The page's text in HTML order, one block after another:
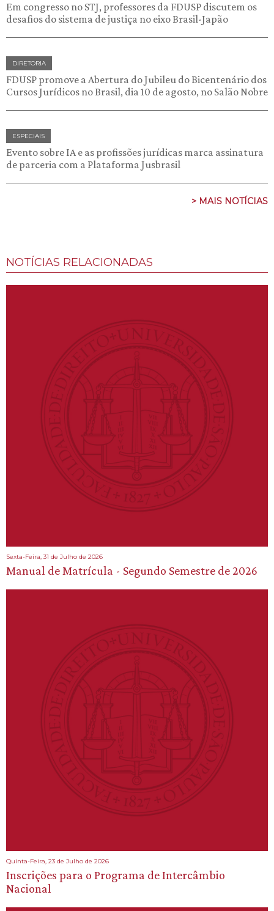
Em congresso no STJ, professores da FDUSP discutem os
desafios do sistema de justiça no eixo Brasil-Japão
DIRETORIA
FDUSP promove a Abertura do Jubileu do Bicentenário dos
Cursos Jurídicos no Brasil, dia 10 de agosto, no Salão Nobre
ESPECIAIS
Evento sobre IA e as profissões jurídicas marca assinatura
de parceria com a Plataforma Jusbrasil
> MAIS NOTÍCIAS
NOTÍCIAS RELACIONADAS
Sexta-Feira, 31 de Julho de 2026
Manual de Matrícula - Segundo Semestre de 2026
Quinta-Feira, 23 de Julho de 2026
Inscrições para o Programa de Intercâmbio
Nacional